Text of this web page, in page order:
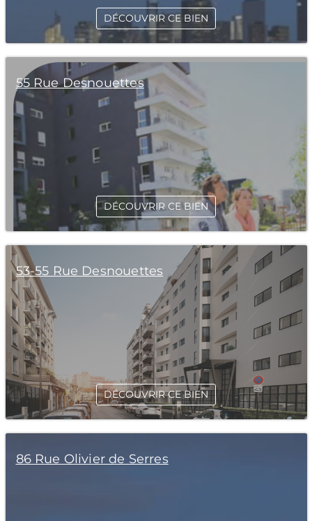
DÉCOUVRIR CE BIEN
55 Rue Desnouettes
DÉCOUVRIR CE BIEN
53-55 Rue Desnouettes
DÉCOUVRIR CE BIEN
86 Rue Olivier de Serres